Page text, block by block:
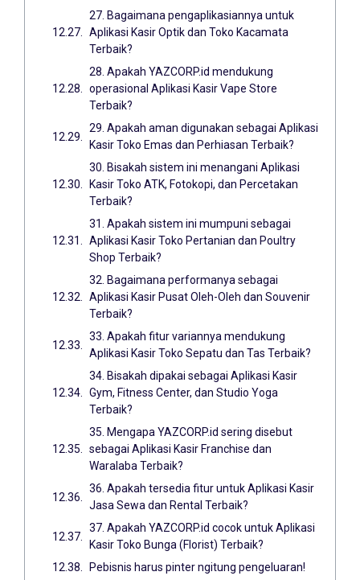
27. Bagaimana pengaplikasiannya untuk
Aplikasi Kasir Optik dan Toko Kacamata
Terbaik?
28. Apakah YAZCORP.id mendukung
operasional Aplikasi Kasir Vape Store
Terbaik?
29. Apakah aman digunakan sebagai Aplikasi
Kasir Toko Emas dan Perhiasan Terbaik?
30. Bisakah sistem ini menangani Aplikasi
Kasir Toko ATK, Fotokopi, dan Percetakan
Terbaik?
31. Apakah sistem ini mumpuni sebagai
Aplikasi Kasir Toko Pertanian dan Poultry
Shop Terbaik?
32. Bagaimana performanya sebagai
Aplikasi Kasir Pusat Oleh-Oleh dan Souvenir
Terbaik?
33. Apakah fitur variannya mendukung
Aplikasi Kasir Toko Sepatu dan Tas Terbaik?
34. Bisakah dipakai sebagai Aplikasi Kasir
Gym, Fitness Center, dan Studio Yoga
Terbaik?
35. Mengapa YAZCORP.id sering disebut
sebagai Aplikasi Kasir Franchise dan
Waralaba Terbaik?
36. Apakah tersedia fitur untuk Aplikasi Kasir
Jasa Sewa dan Rental Terbaik?
37. Apakah YAZCORP.id cocok untuk Aplikasi
Kasir Toko Bunga (Florist) Terbaik?
Pebisnis harus pinter ngitung pengeluaran!